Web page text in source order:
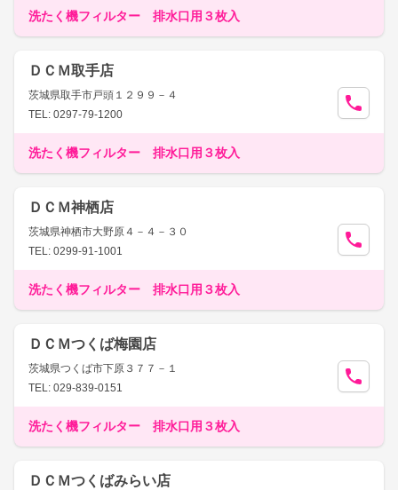
洗たく機フィルター 排水口用３枚入
ＤＣＭ取手店
茨城県取手市戸頭１２９９－４
TEL: 0297-79-1200
洗たく機フィルター 排水口用３枚入
ＤＣＭ神栖店
茨城県神栖市大野原４－４－３０
TEL: 0299-91-1001
洗たく機フィルター 排水口用３枚入
ＤＣＭつくば梅園店
茨城県つくば市下原３７７－１
TEL: 029-839-0151
洗たく機フィルター 排水口用３枚入
ＤＣＭつくばみらい店